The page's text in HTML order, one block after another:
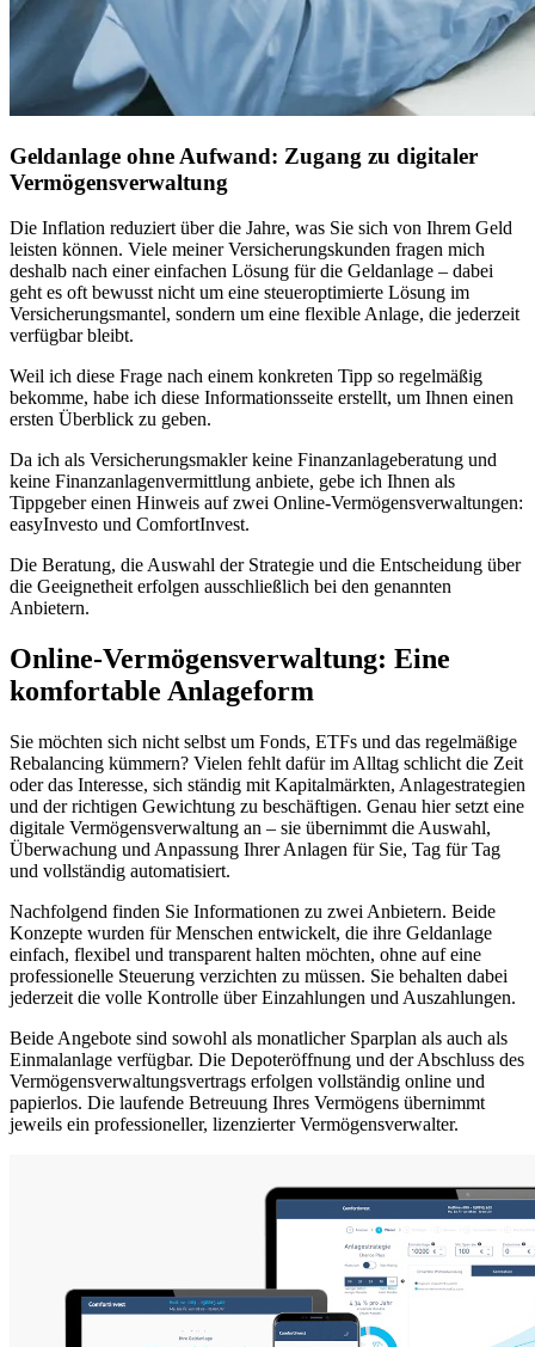
Geldanlage ohne Aufwand: Zugang zu digitaler
Vermögensverwaltung
Die Inflation reduziert über die Jahre, was Sie sich von Ihrem Geld
leisten können. Viele meiner Versicherungskunden fragen mich
deshalb nach einer einfachen Lösung für die Geldanlage – dabei
geht es oft bewusst nicht um eine steueroptimierte Lösung im
Versicherungsmantel, sondern um eine flexible Anlage, die jederzeit
verfügbar bleibt.
Weil ich diese Frage nach einem konkreten Tipp so regelmäßig
bekomme, habe ich diese Informationsseite erstellt, um Ihnen einen
ersten Überblick zu geben.
Da ich als Versicherungsmakler keine Finanzanlageberatung und
keine Finanzanlagenvermittlung anbiete, gebe ich Ihnen als
Tippgeber einen Hinweis auf zwei Online-Vermögensverwaltungen:
easyInvesto und ComfortInvest.
Die Beratung, die Auswahl der Strategie und die Entscheidung über
die Geeignetheit erfolgen ausschließlich bei den genannten
Anbietern.
Online-Vermögensverwaltung: Eine
komfortable Anlageform
Sie möchten sich nicht selbst um Fonds, ETFs und das regelmäßige
Rebalancing kümmern? Vielen fehlt dafür im Alltag schlicht die Zeit
oder das Interesse, sich ständig mit Kapitalmärkten, Anlagestrategien
und der richtigen Gewichtung zu beschäftigen. Genau hier setzt eine
digitale Vermögensverwaltung an – sie übernimmt die Auswahl,
Überwachung und Anpassung Ihrer Anlagen für Sie, Tag für Tag
und vollständig automatisiert.
Nachfolgend finden Sie Informationen zu zwei Anbietern. Beide
Konzepte wurden für Menschen entwickelt, die ihre Geldanlage
einfach, flexibel und transparent halten möchten, ohne auf eine
professionelle Steuerung verzichten zu müssen. Sie behalten dabei
jederzeit die volle Kontrolle über Einzahlungen und Auszahlungen.
Beide Angebote sind sowohl als monatlicher Sparplan als auch als
Einmalanlage verfügbar. Die Depoteröffnung und der Abschluss des
Vermögensverwaltungsvertrags erfolgen vollständig online und
papierlos. Die laufende Betreuung Ihres Vermögens übernimmt
jeweils ein professioneller, lizenzierter Vermögensverwalter.